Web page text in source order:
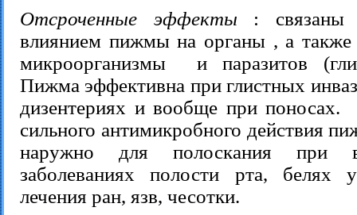
Отсроченные эффекты : связаны
влиянием пижмы на органы , а
микроорганизмы и паразитов
Пижма эффективна при глистных
дизентериях и вообще при поносах.
сильного антимикробного действия
наружно для полоскания при
заболеваниях полости рта,
лечения ран, язв, чесотки.